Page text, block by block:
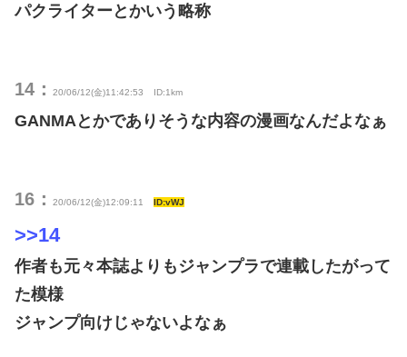
パクライターとかいう略称
14： 20/06/12(金)11:42:53 ID:1km
GANMAとかでありそうな内容の漫画なんだよなぁ
16： 20/06/12(金)12:09:11 ID:vWJ
>>14
作者も元々本誌よりもジャンプラで連載したがって
た模様
ジャンプ向けじゃないよなぁ